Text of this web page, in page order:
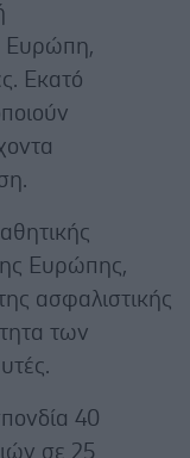
Ευρώπη,
Εκατό
Ευρώπης,
ασφαλιστικής
των
40
σε 25